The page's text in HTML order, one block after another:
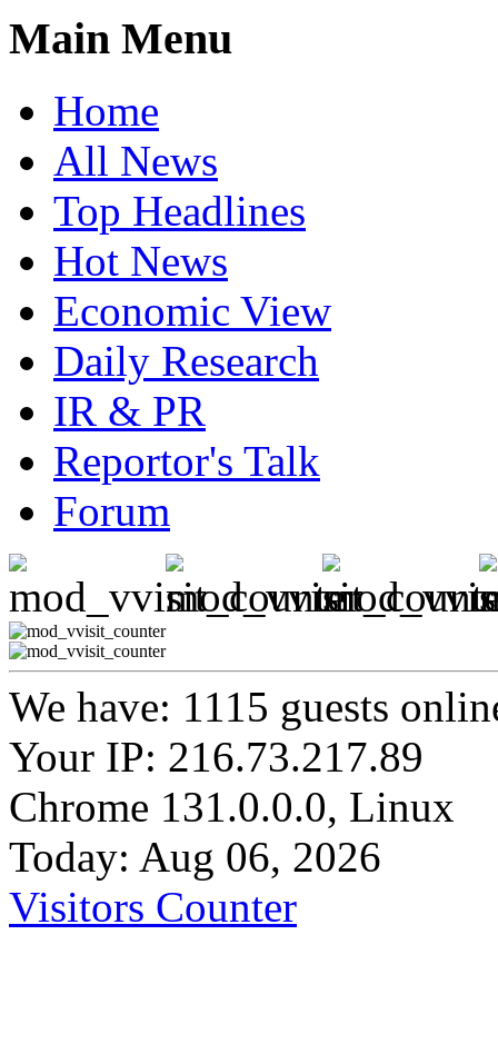
Main Menu
Home
All News
Top Headlines
Hot News
Economic View
Daily Research
IR & PR
Reportor's Talk
Forum
We have: 1115 guests
Your IP: 216.73.217.89
Chrome 131.0.0.0, Linux
Today: Aug 06, 2026
Visitors Counter